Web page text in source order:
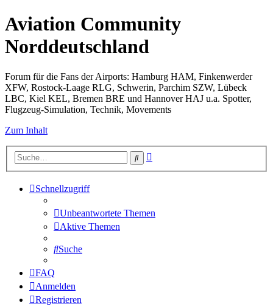
Aviation Community
Norddeutschland
Forum für die Fans der Airports: Hamburg HAM, Finkenwerder
XFW, Rostock-Laage RLG, Schwerin, Parchim SZW, Lübeck
LBC, Kiel KEL, Bremen BRE und Hannover HAJ u.a. Spotter,
Flugzeug-Simulation, Technik, Movements
Zum Inhalt
Suche
Schnellzugriff
Unbeantwortete Themen
Aktive Themen
Suche
FAQ
Anmelden
Registrieren